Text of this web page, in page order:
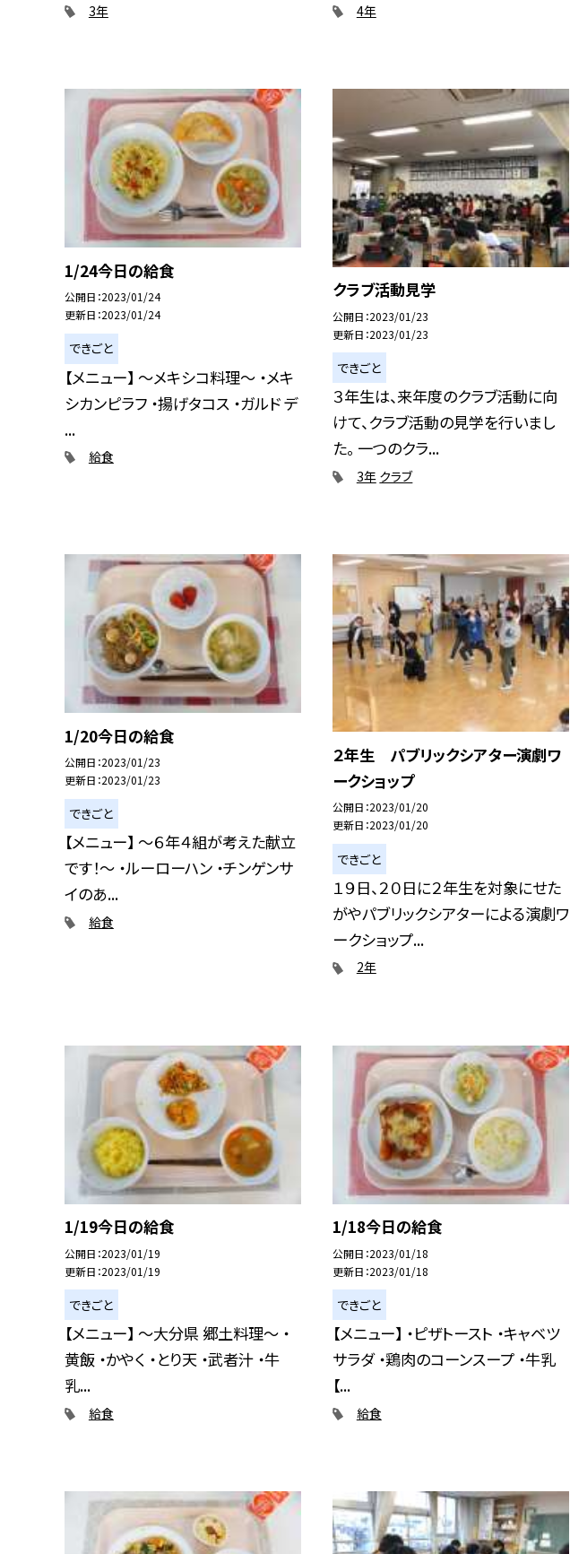
3年 4年
1/24今日の給食
公開日 2023/01/24
更新日 2023/01/24
できごと
【メニュー】 〜メキシコ料理〜 ・メキ
シカンピラフ ・揚げタコス ・ガルド デ
...
給食
クラブ活動見学
公開日 2023/01/23
更新日 2023/01/23
できごと
３年生は、来年度のクラブ活動に向
けて、クラブ活動の見学を行いまし
た。 一つのクラ...
3年 クラブ
1/20今日の給食
公開日 2023/01/23
更新日 2023/01/23
できごと
【メニュー】 〜６年４組が考えた献立
です！〜 ・ルーローハン ・チンゲンサ
イのあ...
給食
２年生 パブリックシアター演劇ワ
ークショップ
公開日 2023/01/20
更新日 2023/01/20
できごと
１９日、２０日に２年生を対象にせた
がやパブリックシアターによる演劇ワ
ークショップ...
2年
1/19今日の給食
公開日 2023/01/19
更新日 2023/01/19
できごと
【メニュー】 〜大分県 郷土料理〜 ・
黄飯 ・かやく ・とり天 ・武者汁 ・牛
乳...
給食
1/18今日の給食
公開日 2023/01/18
更新日 2023/01/18
できごと
【メニュー】 ・ピザトースト ・キャベツ
サラダ ・鶏肉のコーンスープ ・牛乳
【...
給食